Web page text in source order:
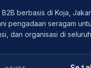
berbasis di Koja,
pengadaan seragam
dan organisasi di